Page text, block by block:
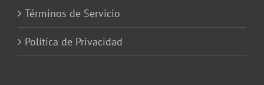
Términos de Servicio
Política de Privacidad